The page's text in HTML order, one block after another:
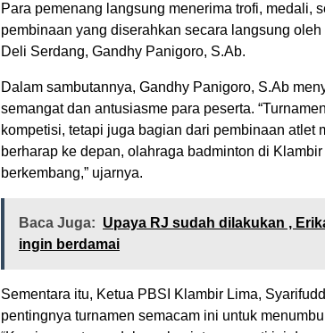
Para pemenang langsung menerima trofi, medali,
pembinaan yang diserahkan secara langsung
Deli Serdang, Gandhy Panigoro, S.Ab.
Dalam sambutannya, Gandhy Panigoro, S.Ab
semangat dan antusiasme para peserta.
kompetisi, tetapi juga bagian dari pembinaan atlet
berharap ke depan, olahraga badminton di
berkembang,” ujarnya.
Baca Juga: Upaya RJ sudah dilakukan ,
ingin berdamai
Sementara itu, Ketua PBSI Klambir Lima,
pentingnya turnamen semacam ini untuk